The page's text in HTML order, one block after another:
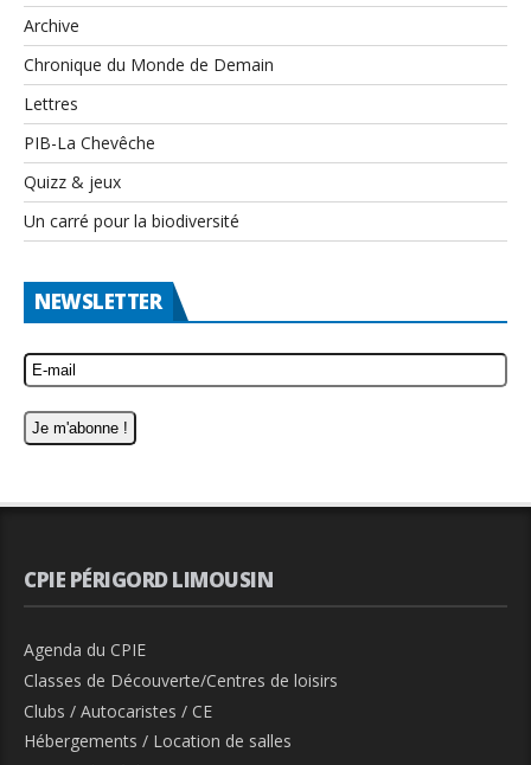
Archive
Chronique du Monde de Demain
Lettres
PIB-La Chevêche
Quizz & jeux
Un carré pour la biodiversité
NEWSLETTER
CPIE PÉRIGORD LIMOUSIN
Agenda du CPIE
Classes de Découverte/Centres de loisirs
Clubs / Autocaristes / CE
Hébergements / Location de salles